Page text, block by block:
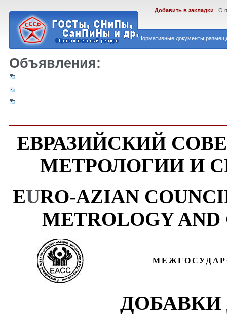
Нормативные документы
Добавить в закладки О
Объявления:
ЕВРАЗИЙСКИЙ
МЕТРОЛОГИИ И
EURO-AZIAN
METROLOGY
ДОБАВКИ